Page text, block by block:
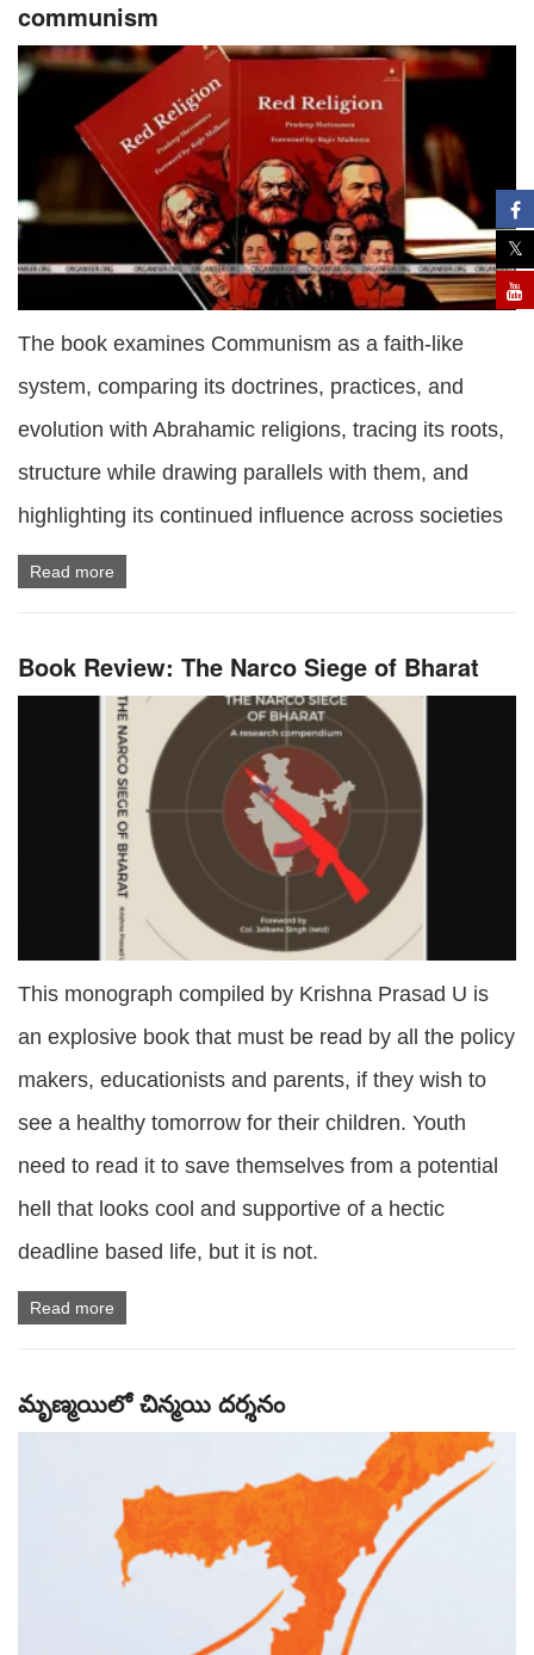
communism
The book examines Communism as a faith-like
system, comparing its doctrines, practices, and
evolution with Abrahamic religions, tracing its roots,
structure while drawing parallels with them, and
highlighting its continued influence across societies
Read more
Book Review: The Narco Siege of Bharat
This monograph compiled by Krishna Prasad U is
an explosive book that must be read by all the policy
makers, educationists and parents, if they wish to
see a healthy tomorrow for their children. Youth
need to read it to save themselves from a potential
hell that looks cool and supportive of a hectic
deadline based life, but it is not.
Read more
మృణ్మయిలో చిన్మయి దర్శనం